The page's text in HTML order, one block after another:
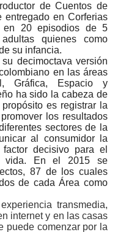
de Cuentos de
entregado en Corferias
en 20 episodios de 5
quienes como
su infancia.
decimoctava versión
en las áreas
Gráfica, Espacio y
ha sido la cabeza de
es registrar la
los resultados
sectores de la
al consumidor la
decisivo para el
vida. En el 2015 se
87 de los cuales
de cada Área como
transmedia,
internet y en las casas
puede comenzar por la